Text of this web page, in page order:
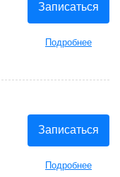
Записаться
Подробнее
Записаться
Подробнее